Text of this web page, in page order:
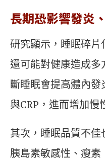
長期恐影響發炎
研究顯示，睡眠碎片
還可能對健康造成
斷睡眠會提高體內
與CRP，進而增加慢
其次，睡眠品質不
胰島素敏感性、瘦